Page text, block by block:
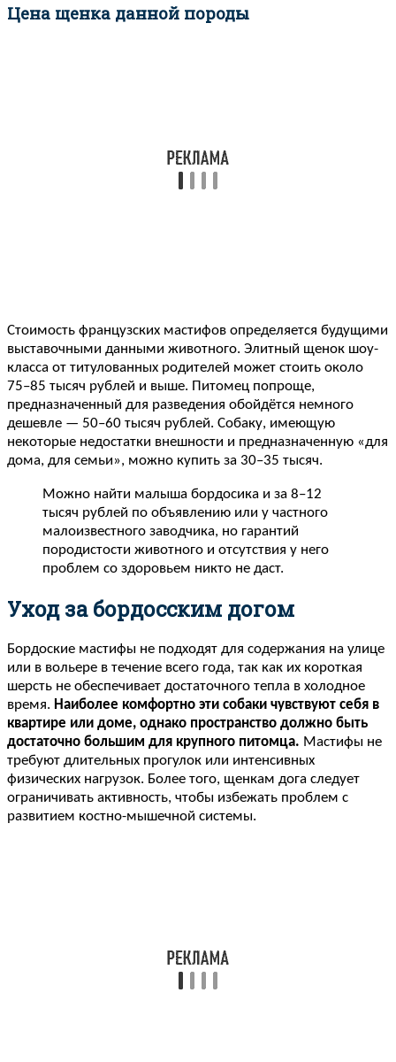
Цена щенка данной породы
Стоимость французских мастифов определяется будущими
выставочными данными животного. Элитный щенок шоу-
класса от титулованных родителей может стоить около
75–85 тысяч рублей и выше. Питомец попроще,
предназначенный для разведения обойдётся немного
дешевле — 50–60 тысяч рублей. Собаку, имеющую
некоторые недостатки внешности и предназначенную «для
дома, для семьи», можно купить за 30–35 тысяч.
Можно найти малыша бордосика и за 8–12
тысяч рублей по объявлению или у частного
малоизвестного заводчика, но гарантий
породистости животного и отсутствия у него
проблем со здоровьем никто не даст.
Уход за бордосским догом
Бордоские мастифы не подходят для содержания на улице
или в вольере в течение всего года, так как их короткая
шерсть не обеспечивает достаточного тепла в холодное
время. Наиболее комфортно эти собаки чувствуют себя в
квартире или доме, однако пространство должно быть
достаточно большим для крупного питомца. Мастифы не
требуют длительных прогулок или интенсивных
физических нагрузок. Более того, щенкам дога следует
ограничивать активность, чтобы избежать проблем с
развитием костно-мышечной системы.